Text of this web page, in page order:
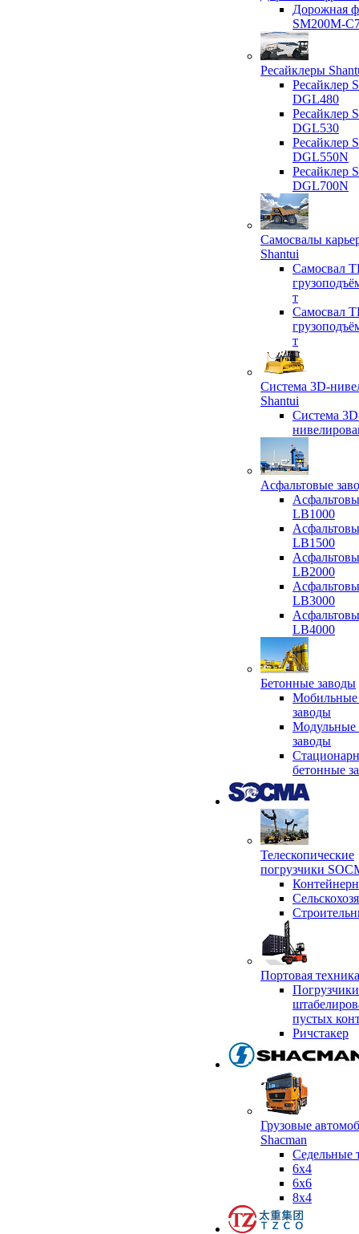
Дорожная
SM200M-
Ресайклеры
Ресайклер
DGL480
Ресайклер
DGL530
Ресайклер
DGL550N
Ресайклер
DGL700N
Самосвалы
Shantui
Самосвал
т
Самосвал
т
Система 3D-
Shantui
Система
Асфальтовые
LB1000
LB1500
LB2000
LB3000
LB4000
Бетонные заводы
Мобильные
заводы
Модульные
заводы
бетонные
Телескопические
погрузчики
Портовая
пустых
Ричстакер
Грузовые
Shacman
Седельные
6х4
6x6
8x4